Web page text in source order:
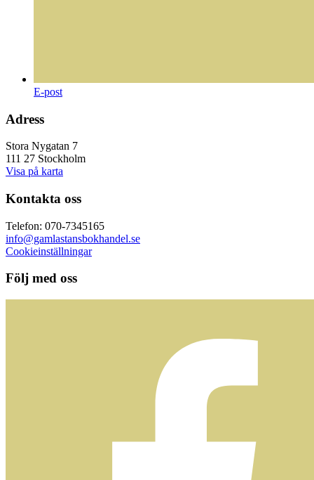
E-post
Adress
Stora Nygatan 7
111 27 Stockholm
Visa på karta
Kontakta oss
Telefon: 070-7345165
info@gamlastansbokhandel.se
Cookieinställningar
Följ med oss